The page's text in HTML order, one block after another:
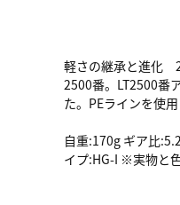
軽さの継承と進化
2500番。LT2500番
た。PEラインを使
自重:170g ギア比
イプ:HG-I ※実物と